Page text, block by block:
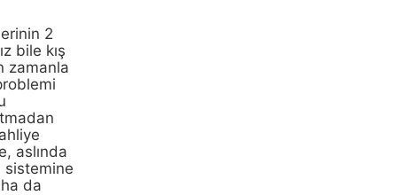
2
bile kış
zamanla
aslında
sistemine
da